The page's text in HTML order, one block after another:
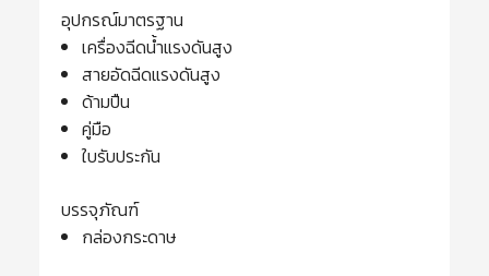
อุปกรณ์มาตรฐาน
เครื่องฉีดน้ำแรงดันสูง
สายอัดฉีดแรงดันสูง
ด้ามปืน
คู่มือ
ใบรับประกัน
บรรจุภัณฑ์
กล่องกระดาษ